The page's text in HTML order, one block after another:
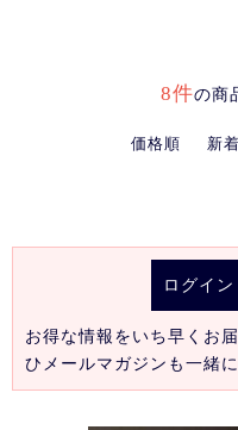
8件の商
価格順 新
ログイン
お得な情報をいち早くお
ひメールマガジンも一緒